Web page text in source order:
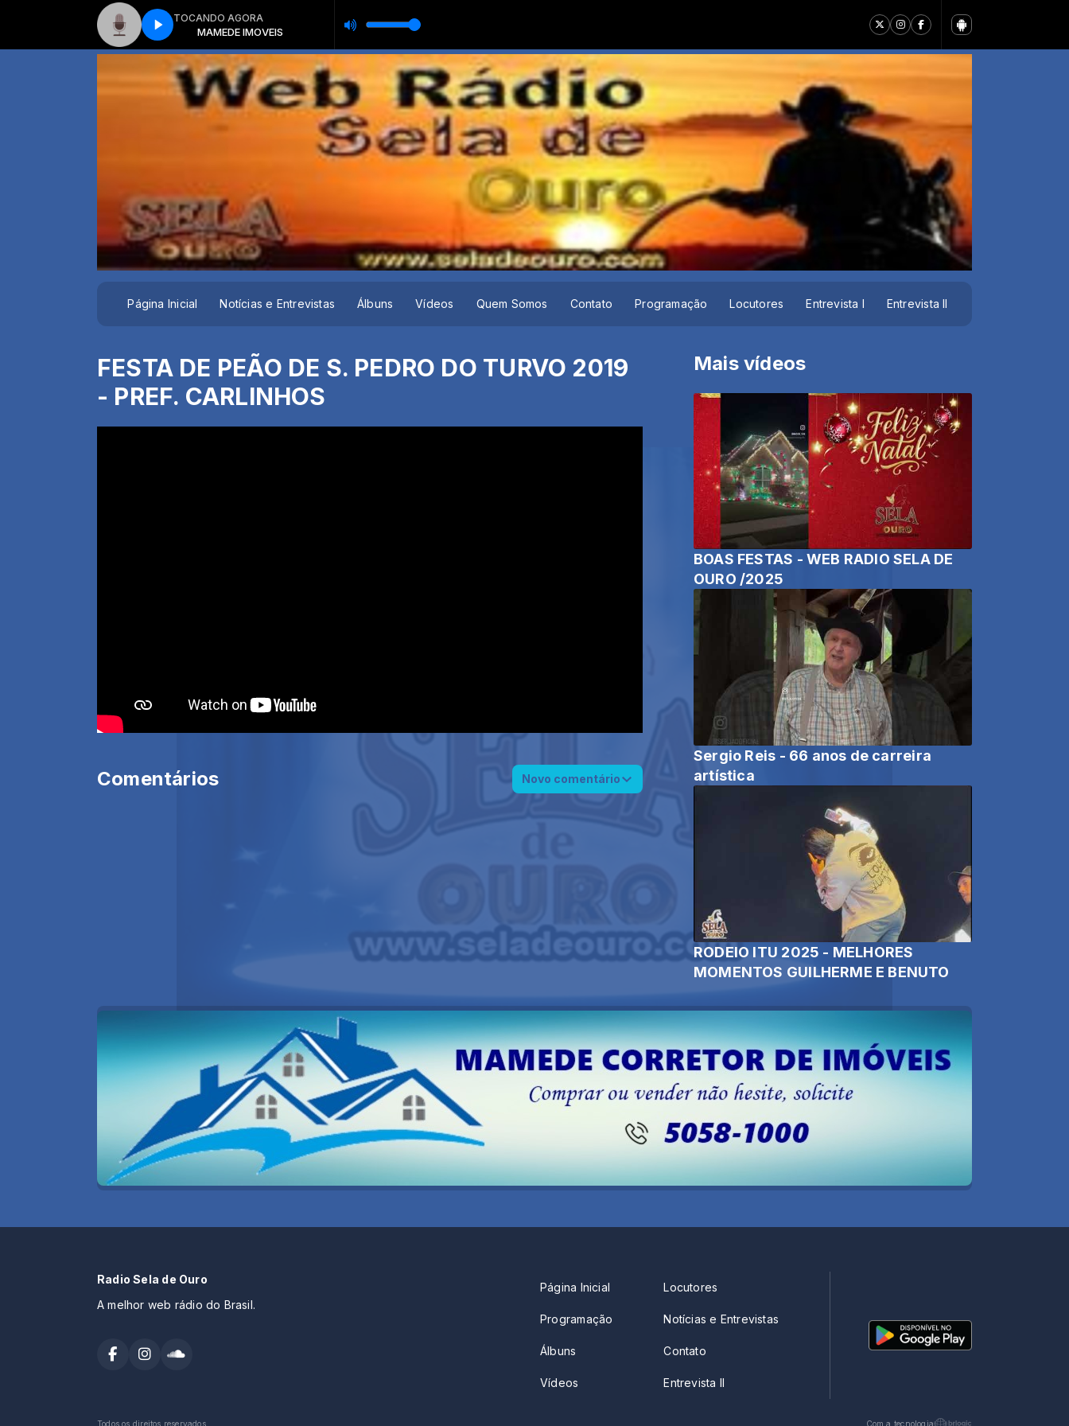
TOCANDO AGORA
MAMEDE IMOVEIS MAMEDE IMOVEIS
Página Inicial Notícias e Entrevistas Álbuns Vídeos Quem Somos Contato Programação Locutores Entrevista I Entrevista II
FESTA DE PEÃO DE S. PEDRO DO TURVO 2019
- PREF. CARLINHOS
Mais vídeos
BOAS FESTAS - WEB RADIO SELA DE
OURO /2025
Sergio Reis - 66 anos de carreira
artística
RODEIO ITU 2025 - MELHORES
MOMENTOS GUILHERME E BENUTO
Comentários Novo comentário
Radio Sela de Ouro
A melhor web rádio do Brasil.
Página Inicial
Programação
Álbuns
Vídeos
Locutores
Notícias e Entrevistas
Contato
Entrevista II
Todos os direitos reservados. Com a tecnologia